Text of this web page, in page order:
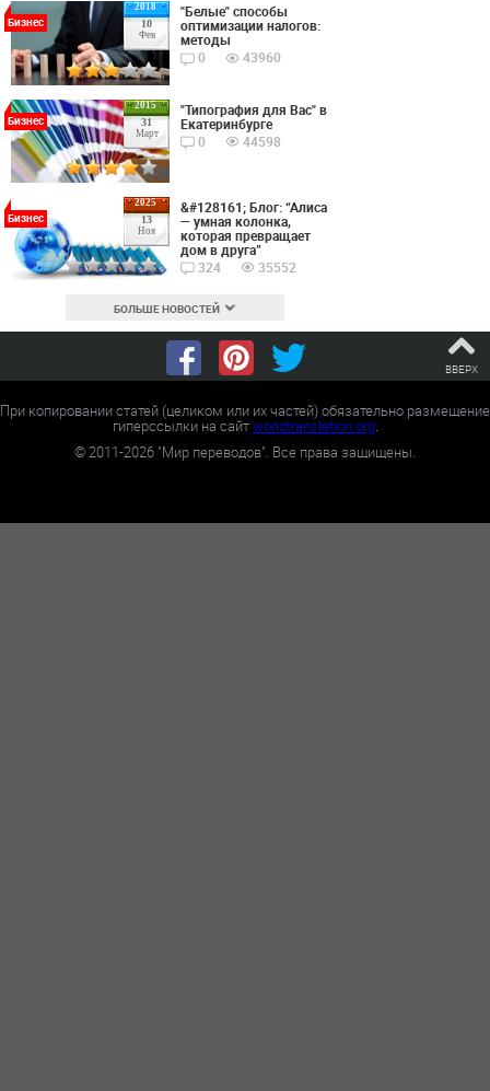
2018
10
Фев
Бизнес
"Белые" способы
оптимизации налогов:
методы
0
43960
2015
31
Март
Бизнес
"Типография для Вас" в
Екатеринбурге
0
44598
2025
13
Ноя
Бизнес
&#128161; Блог: “Алиса
— умная колонка,
которая превращает
дом в друга”
324
35552
БОЛЬШЕ НОВОСТЕЙ
ВВЕРХ
При копировании статей (целиком или их частей) обязательно размещение
гиперссылки на сайтworldtranslation.org.
©2011-2026 "Мир переводов". Все права защищены.